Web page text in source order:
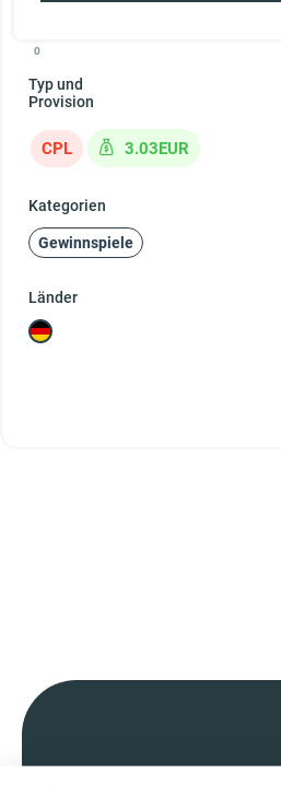
0
Typ und
Provision
CPL 3.03EUR
Kategorien
Gewinnspiele
Länder